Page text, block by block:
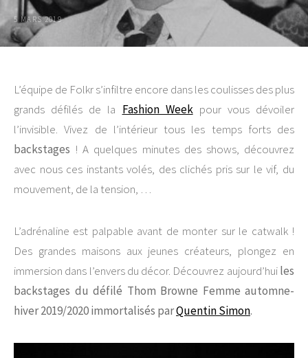
5 MARS 2019
L’équipe de Folkr s’infiltre encore dans les coulisses des plus
grands défilés de la Fashion Weekpour vous dévoiler
l’invisible. Vivez de l’intérieur tous les temps forts des
backstages ! A quelques minutes des shows, découvrez
avec nous ces instants volés, des clichés pris sur le vif, du
mouvement, de la tension, …
L’adrénaline est palpable avant de monter sur le catwalk !
Des grandes maisons aux jeunes créateurs, plongez en
immersion dans l’envers du décor. Découvrez aujourd’huiles
backstages du défilé Thom Browne Femme automne-
hiver 2019/2020 immortalisés parQuentin Simon.